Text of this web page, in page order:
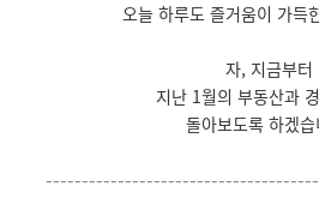
오늘 하루도 즐거움이 가득
자, 지금부터
지난 1월의 부동산과
돌아보도록 하겠